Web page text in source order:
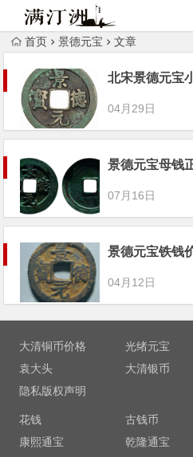
首页 景德元宝 文章
北宋景德元宝
04月29日
景德元宝母钱
07月16日
景德元宝铁钱
04月12日
大清铜币价格 光绪元宝
袁大头
大清银币
隐私版权声明
花钱 古钱币
康熙通宝
乾隆通宝